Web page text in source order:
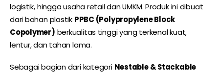
logistik, hingga usaha retail dan UMKM. Produk ini dibuat
dari bahan plastik PPBC (Polypropylene Block
Copolymer) berkualitas tinggi yang terkenal kuat,
lentur, dan tahan lama.
Sebagai bagian dari kategori Nestable & Stackable